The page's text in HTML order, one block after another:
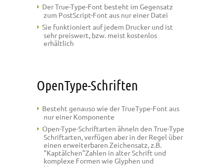
Der True-Type-Font besteht im Gegensatz
zum PostScript-Font aus nur einer Datei
Sie funktioniert auf jedem Drucker und ist
sehr preiswert, bzw. meist kostenlos
erhältlich
OpenType-Schriften
Besteht genauso wie der TrueType-Font aus
nur einer Komponente
Open-Type-Schriftarten ähneln den True-Type
Schriftarten, verfügen aber in der Regel über
einen erweiterbaren Zeichensatz, z.B.
"Kaptälchen"Zahlen in alter Schrift und
komplexe Formen wie Glyphen und